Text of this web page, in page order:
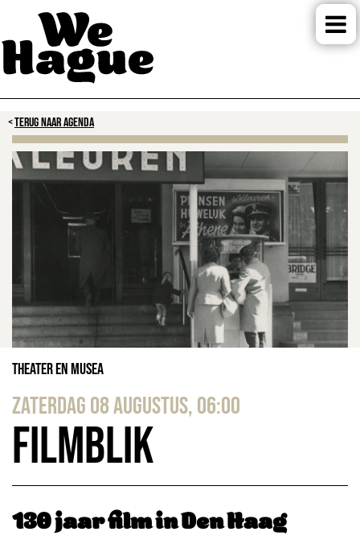
TERUG NAAR AGENDA
Theater en Musea
zaterdag 08 augustus, 06:00
Filmblik
130 jaar film in Den Haag